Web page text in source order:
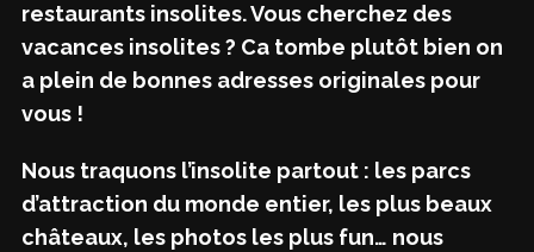
restaurants insolites. Vous cherchez des
vacances insolites ? Ca tombe plutôt bien on
a plein de bonnes adresses originales pour
vous !
Nous traquons l’insolite partout : les parcs
d’attraction du monde entier, les plus beaux
châteaux, les photos les plus fun… nous